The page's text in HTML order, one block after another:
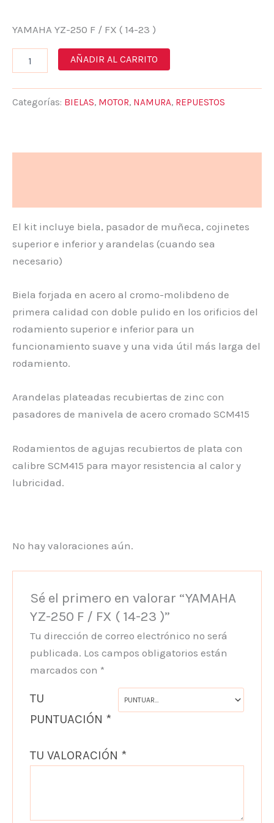
YAMAHA YZ-250 F / FX ( 14-23 )
AÑADIR AL CARRITO
Categorías: BIELAS, MOTOR, NAMURA, REPUESTOS
El kit incluye biela, pasador de muñeca, cojinetes
superior e inferior y arandelas (cuando sea
necesario)
Biela forjada en acero al cromo-molibdeno de
primera calidad con doble pulido en los orificios del
rodamiento superior e inferior para un
funcionamiento suave y una vida útil más larga del
rodamiento.
Arandelas plateadas recubiertas de zinc con
pasadores de manivela de acero cromado SCM415
Rodamientos de agujas recubiertos de plata con
calibre SCM415 para mayor resistencia al calor y
lubricidad.
No hay valoraciones aún.
Sé el primero en valorar “YAMAHA
YZ-250 F / FX ( 14-23 )”
Tu dirección de correo electrónico no será
publicada. Los campos obligatorios están
marcados con *
TU
PUNTUACIÓN *
TU VALORACIÓN *